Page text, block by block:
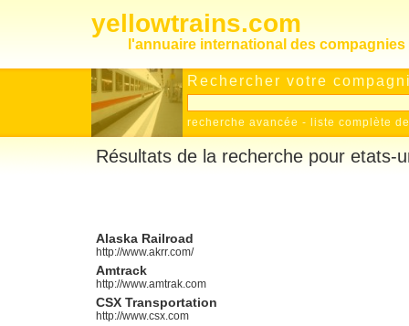
yellowtrains.com
l'annuaire international des
Rechercher votre
recherche avancée - liste complète
Résultats de la recherche pour etats-
Alaska Railroad
http://www.akrr.com/
Amtrack
http://www.amtrak.com
CSX Transportation
http://www.csx.com